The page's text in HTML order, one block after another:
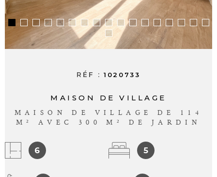
ALERTE E-
CONTACT
RÉF :1020733
MAISON DE VILLAGE
MAISON DE VILLAGE DE 114
M² AVEC 300 M² DE JARDIN
6 5